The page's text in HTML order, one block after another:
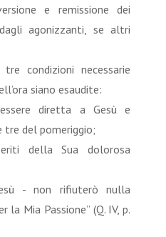
e remissione dei
agonizzanti, se altri
condizioni necessarie
siano esaudite:
diretta a Gesù e
tre del pomeriggio;
della Sua dolorosa
- non rifiuterò nulla
la Mia Passione” (Q. IV, p.